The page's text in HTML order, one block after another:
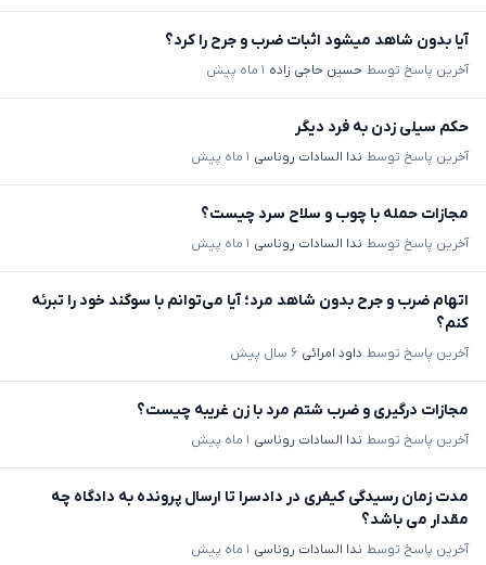
آیا بدون شاهد میشود اثبات ضرب و جرح را کرد؟
آخرین پاسخ توسط حسین حاجی زاده ۱ ماه پیش
حکم سیلی زدن به فرد دیگر
آخرین پاسخ توسط ندا السادات روناسی ۱ ماه پیش
مجازات حمله با چوب و سلاح سرد چیست؟
آخرین پاسخ توسط ندا السادات روناسی ۱ ماه پیش
اتهام ضرب و جرح بدون شاهد مرد؛ آیا می‌توانم با سوگند خود را تبرئه
کنم؟
آخرین پاسخ توسط داود امرائی ۶ سال پیش
مجازات درگیری و ضرب شتم مرد با زن غریبه چیست؟
آخرین پاسخ توسط ندا السادات روناسی ۱ ماه پیش
مدت زمان رسیدگی کیفری در دادسرا تا ارسال پرونده به دادگاه چه
مقدار می باشد؟
آخرین پاسخ توسط ندا السادات روناسی ۱ ماه پیش